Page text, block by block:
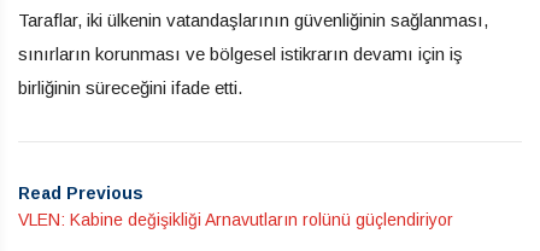
Taraflar, iki ülkenin vatandaşlarının güvenliğinin sağlanması,
sınırların korunması ve bölgesel istikrarın devamı için iş
birliğinin süreceğini ifade etti.
Read Previous
VLEN: Kabine değişikliği Arnavutların rolünü güçlendiriyor